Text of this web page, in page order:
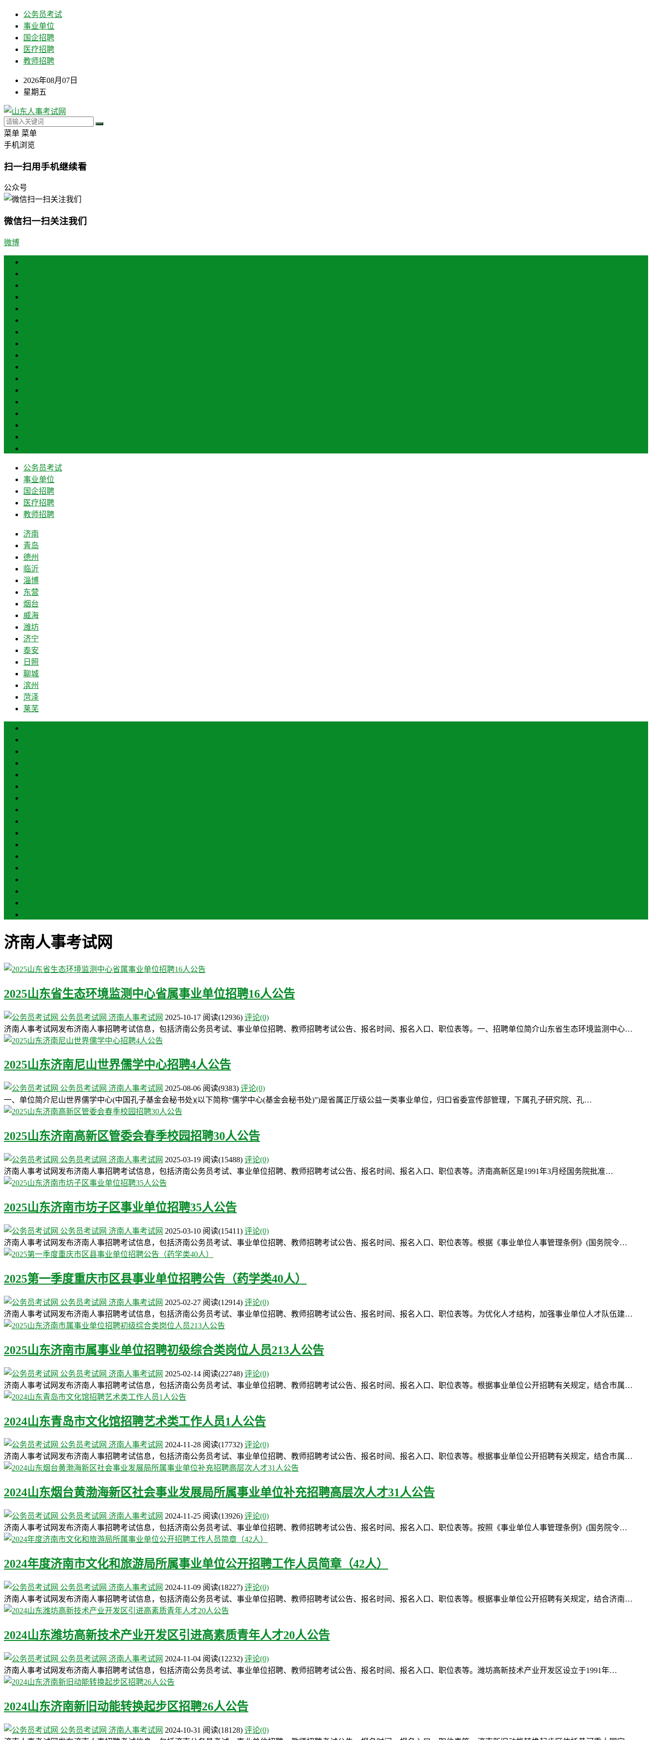
公务员考试
事业单位
国企招聘
医疗招聘
教师招聘
2026年08月07日
星期五
菜单 菜单
手机浏览
扫一扫用手机继续看
公众号
微信扫一扫关注我们
微博
公务员考试
事业单位
国企招聘
医疗招聘
教师招聘
济南
青岛
德州
临沂
淄博
东营
烟台
威海
潍坊
济宁
泰安
日照
聊城
滨州
菏泽
莱芜
济南人事考试网
2025山东省生态环境监测中心省属事业单位招聘16人公告
公务员考试网 济南人事考试网 2025-10-17 阅读(12936) 评论(0)
济南人事考试网发布济南人事招聘考试信息，包括济南公务员考试、事业单位招聘、教师招聘考试公告、报名时间、报名入口、职位表等。一、招聘单位简介山东省生态环境监测中心…
2025山东济南尼山世界儒学中心招聘4人公告
公务员考试网 济南人事考试网 2025-08-06 阅读(9383) 评论(0)
一、单位简介尼山世界儒学中心(中国孔子基金会秘书处)(以下简称“儒学中心(基金会秘书处)”)是省属正厅级公益一类事业单位，归口省委宣传部管理，下属孔子研究院、孔…
2025山东济南高新区管委会春季校园招聘30人公告
公务员考试网 济南人事考试网 2025-03-19 阅读(15488) 评论(0)
济南人事考试网发布济南人事招聘考试信息，包括济南公务员考试、事业单位招聘、教师招聘考试公告、报名时间、报名入口、职位表等。济南高新区是1991年3月经国务院批准…
2025山东济南市坊子区事业单位招聘35人公告
公务员考试网 济南人事考试网 2025-03-10 阅读(15411) 评论(0)
济南人事考试网发布济南人事招聘考试信息，包括济南公务员考试、事业单位招聘、教师招聘考试公告、报名时间、报名入口、职位表等。根据《事业单位人事管理条例》(国务院令…
2025第一季度重庆市区县事业单位招聘公告（药学类40人）
公务员考试网 济南人事考试网 2025-02-27 阅读(12914) 评论(0)
济南人事考试网发布济南人事招聘考试信息，包括济南公务员考试、事业单位招聘、教师招聘考试公告、报名时间、报名入口、职位表等。为优化人才结构，加强事业单位人才队伍建…
2025山东济南市属事业单位招聘初级综合类岗位人员213人公告
公务员考试网 济南人事考试网 2025-02-14 阅读(22748) 评论(0)
济南人事考试网发布济南人事招聘考试信息，包括济南公务员考试、事业单位招聘、教师招聘考试公告、报名时间、报名入口、职位表等。根据事业单位公开招聘有关规定，结合市属…
2024山东青岛市文化馆招聘艺术类工作人员1人公告
公务员考试网 济南人事考试网 2024-11-28 阅读(17732) 评论(0)
济南人事考试网发布济南人事招聘考试信息，包括济南公务员考试、事业单位招聘、教师招聘考试公告、报名时间、报名入口、职位表等。根据事业单位公开招聘有关规定，结合市属…
2024山东烟台黄渤海新区社会事业发展局所属事业单位补充招聘高层次人才31人公告
公务员考试网 济南人事考试网 2024-11-25 阅读(13926) 评论(0)
济南人事考试网发布济南人事招聘考试信息，包括济南公务员考试、事业单位招聘、教师招聘考试公告、报名时间、报名入口、职位表等。按照《事业单位人事管理条例》(国务院令…
2024年度济南市文化和旅游局所属事业单位公开招聘工作人员简章（42人）
公务员考试网 济南人事考试网 2024-11-09 阅读(18227) 评论(0)
济南人事考试网发布济南人事招聘考试信息，包括济南公务员考试、事业单位招聘、教师招聘考试公告、报名时间、报名入口、职位表等。根据事业单位公开招聘有关规定，结合济南…
2024山东潍坊高新技术产业开发区引进高素质青年人才20人公告
公务员考试网 济南人事考试网 2024-11-04 阅读(12232) 评论(0)
济南人事考试网发布济南人事招聘考试信息，包括济南公务员考试、事业单位招聘、教师招聘考试公告、报名时间、报名入口、职位表等。潍坊高新技术产业开发区设立于1991年…
2024山东济南新旧动能转换起步区招聘26人公告
公务员考试网 济南人事考试网 2024-10-31 阅读(18128) 评论(0)